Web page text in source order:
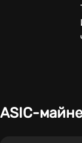
ASIC-